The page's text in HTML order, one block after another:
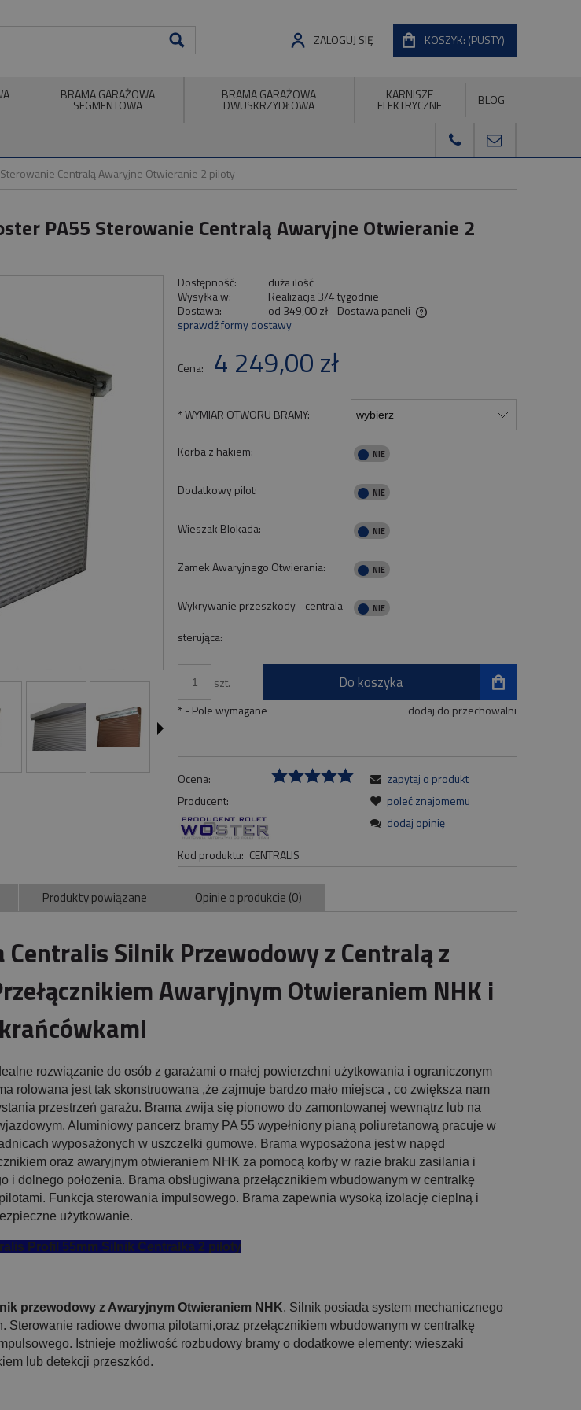
KOSZYK: (PUSTY)
ZALOGUJ SIĘ
BRAMA GARAŻOWA
SEGMENTOWA
BRAMA GARAŻOWA
DWUSKRZYDŁOWA
KARNISZE
ELEKTRYCZNE BLOG
Centralą Awaryjne Otwieranie 2 piloty
PA55 Sterowanie Centralą Awaryjne Otwieranie 2
Dostępność:
duża ilość
Wysyłka w:
Realizacja 3/4 tygodnie
Dostawa:
od 349,00 zł- Dostawa paneli
płatności
sprawdź formy dostawy
Cena: 4 249,00 zł
*WYMIAR OTWORU BRAMY:
Korba z hakiem:
Dodatkowy pilot:
Wieszak Blokada:
Zamek Awaryjnego Otwierania:
Wykrywanie przeszkody - centrala
sterująca:
szt. Do koszyka
dodaj do przechowalni
* - Pole wymagane
Ocena:
Producent:
Kod produktu: CENTRALIS
zapytaj o produkt
poleć znajomemu
dodaj opinię
Produkty powiązane Opinie o produkcie (0)
Silnik Przewodowy z Centralą z
Awaryjnym Otwieraniem NHK i
rozwiązanie do osób z garażami o małej powierzchni użytkowania i ograniczonym
rolowana jest tak skonstruowana ,że zajmuje bardzo mało miejsca , co zwiększa nam
przestrzeń garażu. Brama zwija się pionowo do zamontowanej wewnątrz lub na
Aluminiowy pancerz bramy PA 55 wypełniony pianą poliuretanową pracuje w
wyposażonych w uszczelki gumowe. Brama wyposażona jest w napęd
oraz awaryjnym otwieraniem NHK za pomocą korby w razie braku zasilania i
i dolnego położenia. Brama obsługiwana przełącznikiem wbudowanym w centralkę
Funkcja sterowania impulsowego. Brama zapewnia wysoką izolację cieplną i
użytkowanie.
Profil 55mm Silnik Centralka 2 piloty
przewodowy z Awaryjnym Otwieraniem NHK. Silnik posiada system mechanicznego
Sterowanie radiowe dwoma pilotami,oraz przełącznikiem wbudowanym w centralkę
Istnieje możliwość rozbudowy bramy o dodatkowe elementy: wieszaki
lub detekcji przeszkód.